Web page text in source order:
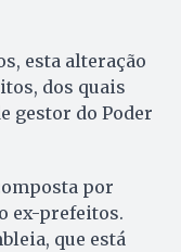
esta alteração
dos quais
gestor do Poder
por
ex-prefeitos.
que está